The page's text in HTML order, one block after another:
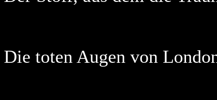
Die toten Augen von